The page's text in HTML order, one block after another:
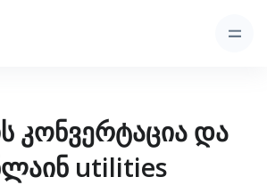
კონვერტაცია და
utilities